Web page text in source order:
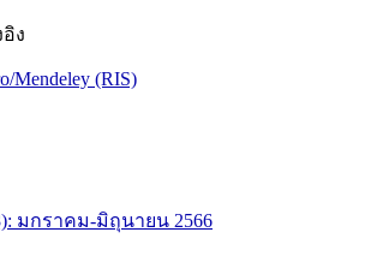
ง
Mendeley (RIS)
มกราคม-มิถุนายน 2566